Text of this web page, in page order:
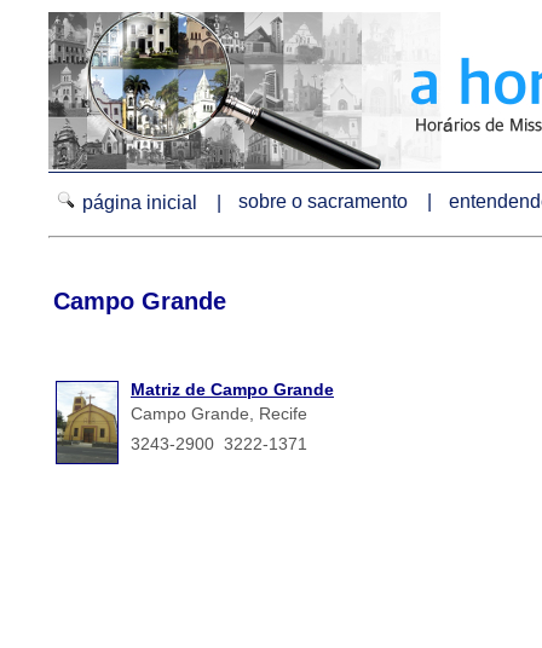
página inicial | sobre o sacramento |
Campo Grande
Matriz de Campo Grande
Campo Grande, Recife
3243-2900 3222-1371